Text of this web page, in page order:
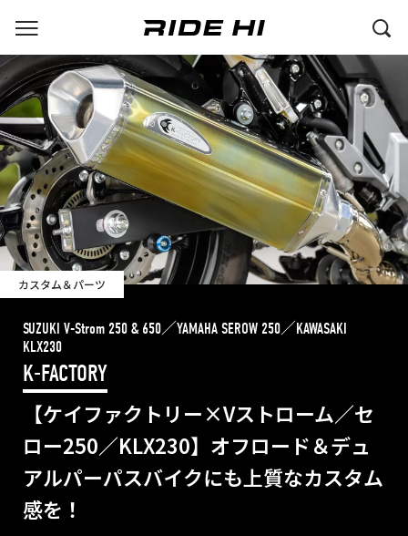
カスタム＆パーツ
SUZUKI V-Strom 250 & 650／YAMAHA SEROW 250／KAWASAKI
KLX230
K-FACTORY
【ケイファクトリー×Vストローム／セ
ロー250／KLX230】オフロード＆デュ
アルパーパスバイクにも上質なカスタム
感を！